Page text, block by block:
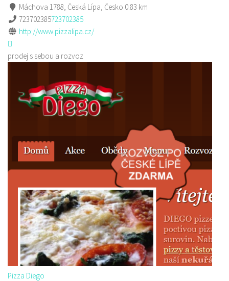
Máchova 1788, Česká Lípa, Česko 0.83 km
723702385723702385
http://www.pizzalipa.cz/
prodej s sebou a rozvoz
Pizza Diego